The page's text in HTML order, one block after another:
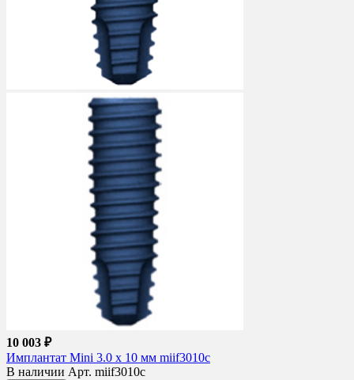
10 003 ₽
Имплантат Mini 3.0 x 10 мм miif3010c
В наличии Арт. miif3010c